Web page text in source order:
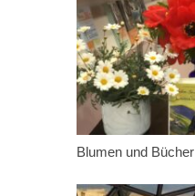
Blumen und Bücher